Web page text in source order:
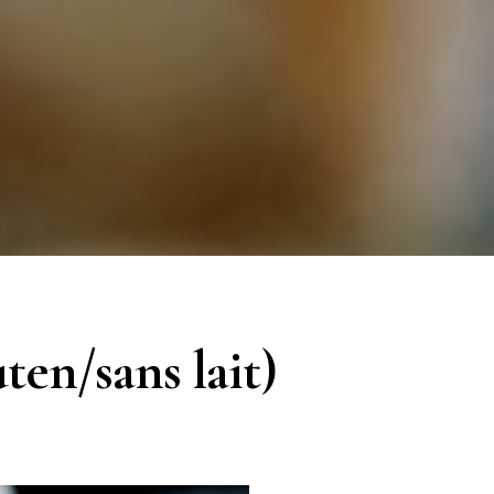
sans lait)